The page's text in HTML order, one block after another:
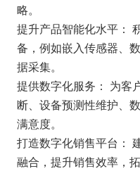
略。
提升产品智能化水平：
备，例如嵌入传感器、
据采集。
提供数字化服务： 为客
断、设备预测性维护、
满意度。
打造数字化销售平台：
融合，提升销售效率，